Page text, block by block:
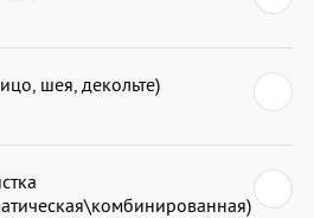
шея, декольте)